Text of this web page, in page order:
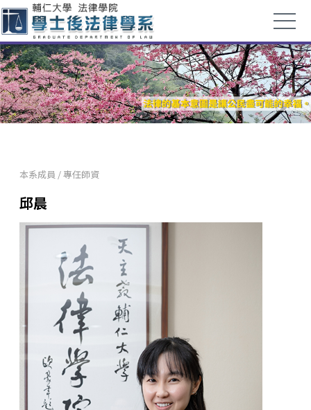
本系成員 /專任師資
邱晨